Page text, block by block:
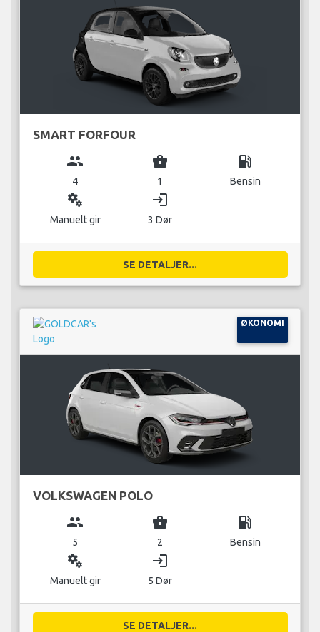
SMART FORFOUR
group
4
business_center
1
local_gas_station
Bensin
miscellaneous_services
Manuelt gir
login
3 Dør
SE DETALJER...
ØKONOMI
VOLKSWAGEN POLO
group
5
business_center
2
local_gas_station
Bensin
miscellaneous_services
Manuelt gir
login
5 Dør
SE DETALJER...